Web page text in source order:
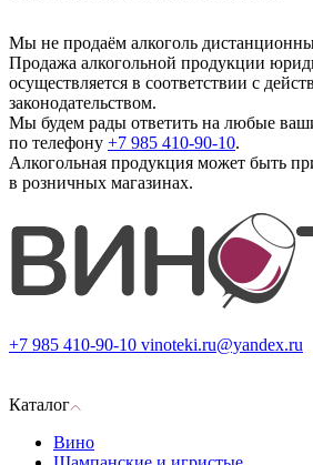
Мы не продаём алкоголь
Продажа алкогольной продукции
осуществляется в соответствии с
законодательством.
Мы будем рады ответить на любые
по телефону +7 985 410-90-10.
Алкогольная продукция может быть
в розничных магазинах.
+7 985 410-90-10 vinoteki.ru@yandex.ru
Каталог
Вино